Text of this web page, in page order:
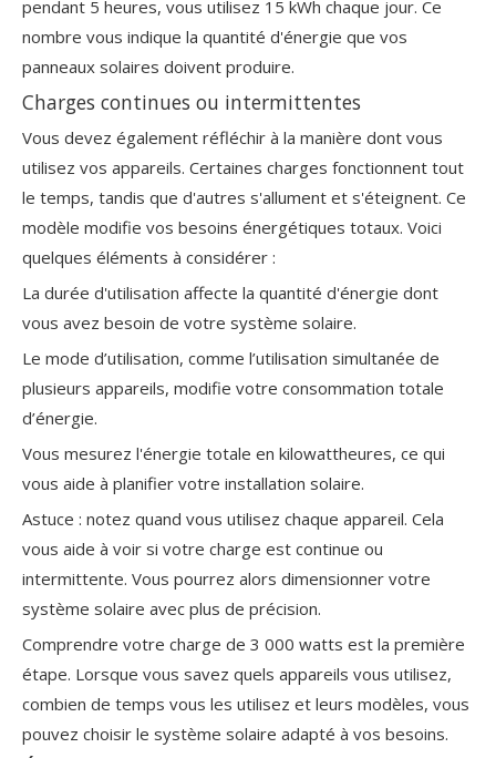
pendant 5 heures, vous utilisez 15 kWh chaque jour. Ce
nombre vous indique la quantité d'énergie que vos
panneaux solaires doivent produire.
Charges continues ou intermittentes
Vous devez également réfléchir à la manière dont vous
utilisez vos appareils. Certaines charges fonctionnent tout
le temps, tandis que d'autres s'allument et s'éteignent. Ce
modèle modifie vos besoins énergétiques totaux. Voici
quelques éléments à considérer :
La durée d'utilisation affecte la quantité d'énergie dont
vous avez besoin de votre système solaire.
Le mode d’utilisation, comme l’utilisation simultanée de
plusieurs appareils, modifie votre consommation totale
d’énergie.
Vous mesurez l'énergie totale en kilowattheures, ce qui
vous aide à planifier votre installation solaire.
Astuce : notez quand vous utilisez chaque appareil. Cela
vous aide à voir si votre charge est continue ou
intermittente. Vous pourrez alors dimensionner votre
système solaire avec plus de précision.
Comprendre votre charge de 3 000 watts est la première
étape. Lorsque vous savez quels appareils vous utilisez,
combien de temps vous les utilisez et leurs modèles, vous
pouvez choisir le système solaire adapté à vos besoins.